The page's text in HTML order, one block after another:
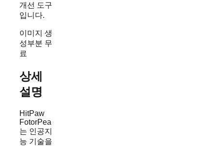
개선 도구
입니다.
이미지 생
성부분 무
료
상세
설명
HitPaw
FotorPea
는 인공지
능 기술을